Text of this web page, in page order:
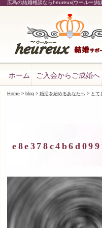
広島の結婚相談ならheureux(ウールー)
ホーム ご入会からご成婚へ
Home > blog > 婚活を始めるあなたへ > とて